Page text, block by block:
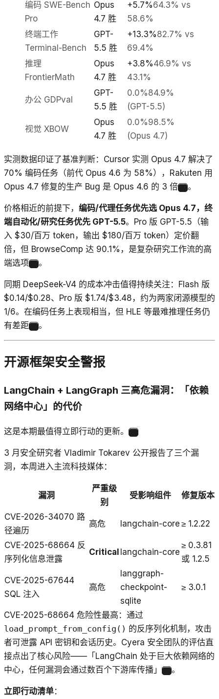
编码 SWE-Bench
Pro
Opus
4.7 胜
+5.7%64.3% vs
58.6%
终端工作
Terminal-Bench
GPT-
5.5 胜
+13.3%82.7% vs
69.4%
推理
FrontierMath
Opus
4.7 胜
+3.8%46.9% vs
43.1%
办公 GDPval
GPT-
5.5 胜
0.0%84.9%
(GPT-5.5)
视觉 XBOW
Opus
4.7 胜
0.0%98.5%
(Opus 4.7)
实测数据印证了基准判断：Cursor 实测 Opus 4.7 解决了
70% 编码任务（前代 Opus 4.6 为 58%），Rakuten 用
Opus 4.7 修复的生产 Bug 是 Opus 4.6 的 3 倍
。
价格相近的前提下， 编码/代理任务优先选 Opus 4.7，终
端自动化/研究任务优先 GPT-5.5。Pro 版 GPT-5.5（输
入 $30/百万 token，输出 $180/百万 token）定价翻
倍，但 BrowseComp 达 90.1%，是复杂研究工作流的高
端选项
。
同期 DeepSeek-V4 的成本冲击值得持续关注：Flash 版
$0.14/$0.28、Pro 版 $1.74/$3.48，约为两家闭源模型的
1/6。在编码任务上表现相当，但 HLE 等最难推理任务仍
有差距
。
开源框架安全警报
LangChain + LangGraph 三高危漏洞：「依赖
网络中心」的代价
这是本期最值得立即行动的更新。
3 月安全研究者 Vladimir Tokarev 公开报告了三个漏
洞，本周进入主流科技媒体：
漏洞
严重级
别
受影响组件 修复版本
CVE-2026-34070 路
径遍历
高危 langchain-core ≥ 1.2.22
CVE-2025-68664 反
序列化信息泄露
Critical langchain-core
≥ 0.3.81
或 1.2.5
CVE-2025-67644
SQL 注入
高危
langgraph-
checkpoint-
sqlite
≥ 3.0.1
CVE-2025-68664 危险性最高：通过
load_prompt_from_config() 的反序列化机制，攻击
者可泄露 API 密钥和会话历史。Cyera 安全团队的评估直
接点出了核心风险——「LangChain 处于巨大依赖网络的
中心，任何漏洞会通过数百个下游库传播」
。
立即行动清单：